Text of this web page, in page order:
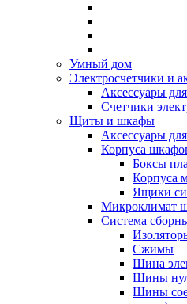
Умный дом
Электросчетчики и
Аксессуары
Счетчики
Щиты и шкафы
Аксессуары
Корпуса
Боксы
Корпуса
Ящики
Микроклимат
Система
Сжимы
Шина
Шины
Шины